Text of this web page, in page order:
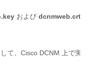
および dcnmweb.crt
て、Cisco DCNM 上で実